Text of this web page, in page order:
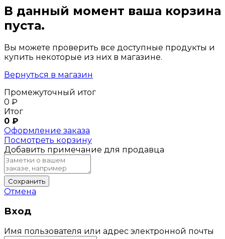
В данный момент ваша корзина
пуста.
Вы можете проверить все доступные продукты и
купить некоторые из них в магазине.
Вернуться в магазин
Промежуточный итог
0 ₽
Итог
0 ₽
Оформление заказа
Посмотреть корзину
Добавить примечание для продавца
Сохранить
Отмена
Вход
Имя пользователя или адрес электронной почты